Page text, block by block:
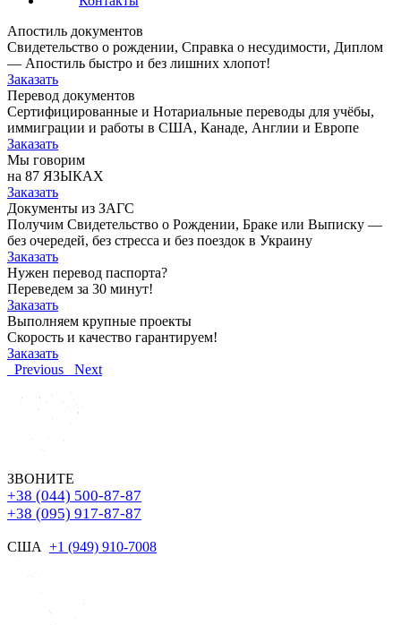
Апостиль документов
Свидетельство о рождении, Справка о несудимости, Диплом
— Апостиль быстро и без лишних хлопот!
Заказать
Перевод документов
Сертифицированные и Нотариальные переводы для учёбы,
иммиграции и работы в США, Канаде, Англии и Европе
Заказать
Мы говорим
на 87 ЯЗЫКАХ
Заказать
Документы из ЗАГС
Получим Свидетельство о Рождении, Браке или Выписку —
без очередей, без стресса и без поездок в Украину
Заказать
Нужен перевод паспорта?
Переведем за 30 минут!
Заказать
Выполняем крупные проекты
Скорость и качество гарантируем!
Заказать
Previous
Next
ЗВОНИТЕ
+38 (044) 500-87-87
+38 (095) 917-87-87
США +1 (949) 910-7008